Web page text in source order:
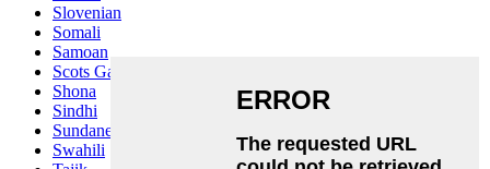
Slovenian
Somali
Samoan
Scots Gaelic
Shona
Sindhi
Sundanese
Swahili